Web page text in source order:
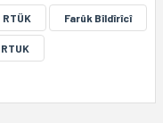
RTÜK Farûk Bîldîrîcî
RTUK